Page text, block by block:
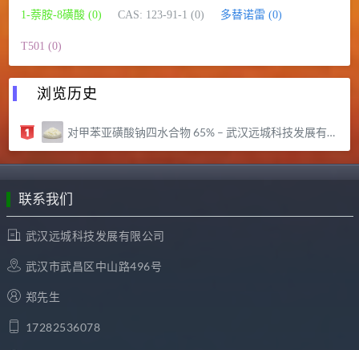
1-萘胺-8磺酸 (0) CAS: 123-91-1 (0) 多替诺雷 (0)
T501 (0)
浏览历史
对甲苯亚磺酸钠四水合物 65% – 武汉远城科技发展有限公司
联系我们
武汉远城科技发展有限公司
武汉市武昌区中山路496号
郑先生
17282536078